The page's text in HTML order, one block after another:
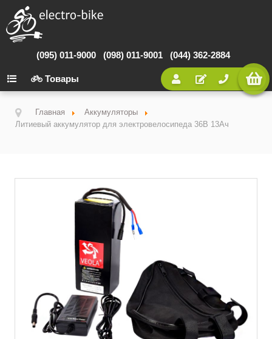
(095) 011-9000 (098) 011-9001 (044) 362-2884
Товары
Главная
Аккумуляторы
Литиевый аккумулятор для электровелосипеда 36В 13Ач